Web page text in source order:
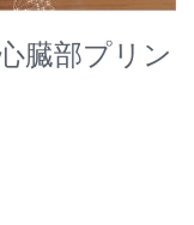
臓部プリン